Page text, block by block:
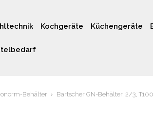
Kochgeräte Küchengeräte
Behälter Bartscher GN-Behälter, 2/3, T100